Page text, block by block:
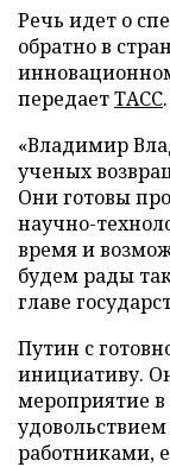
Речь идет о
обратно в
передаетТАСС.
«Владимир
ученых
Они готовы
научно-
время и
будем рады
главе
Путин с
инициативу.
мероприятие в
работниками,